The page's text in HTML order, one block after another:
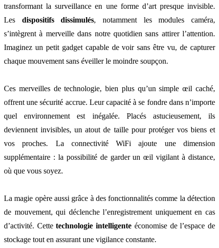
transformant la surveillance en une forme d’art presque invisible.
Les dispositifs dissimulés, notamment les modules caméra,
s’intègrent à merveille dans notre quotidien sans attirer l’attention.
Imaginez un petit gadget capable de voir sans être vu, de capturer
chaque mouvement sans éveiller le moindre soupçon.
Ces merveilles de technologie, bien plus qu’un simple œil caché,
offrent une sécurité accrue. Leur capacité à se fondre dans n’importe
quel environnement est inégalée. Placés astucieusement, ils
deviennent invisibles, un atout de taille pour protéger vos biens et
vos proches. La connectivité WiFi ajoute une dimension
supplémentaire : la possibilité de garder un œil vigilant à distance,
où que vous soyez.
La magie opère aussi grâce à des fonctionnalités comme la détection
de mouvement, qui déclenche l’enregistrement uniquement en cas
d’activité. Cettetechnologie intelligente économise de l’espace de
stockage tout en assurant une vigilance constante.